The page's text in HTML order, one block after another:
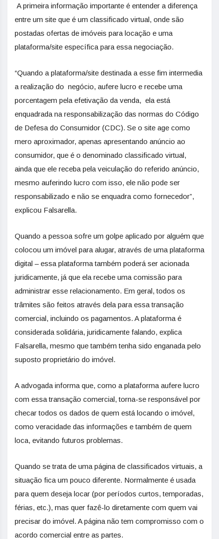
A primeira informação importante é entender a diferença
entre um site que é um classificado virtual, onde são
postadas ofertas de imóveis para locação e uma
plataforma/site específica para essa negociação.
“Quando a plataforma/site destinada a esse fim intermedia
a realização do negócio, aufere lucro e recebe uma
porcentagem pela efetivação da venda, ela está
enquadrada na responsabilização das normas do Código
de Defesa do Consumidor (CDC). Se o site age como
mero aproximador, apenas apresentando anúncio ao
consumidor, que é o denominado classificado virtual,
ainda que ele receba pela veiculação do referido anúncio,
mesmo auferindo lucro com isso, ele não pode ser
responsabilizado e não se enquadra como fornecedor”,
explicou Falsarella.
Quando a pessoa sofre um golpe aplicado por alguém que
colocou um imóvel para alugar, através de uma plataforma
digital – essa plataforma também poderá ser acionada
juridicamente, já que ela recebe uma comissão para
administrar esse relacionamento. Em geral, todos os
trâmites são feitos através dela para essa transação
comercial, incluindo os pagamentos. A plataforma é
considerada solidária, juridicamente falando, explica
Falsarella, mesmo que também tenha sido enganada pelo
suposto proprietário do imóvel.
A advogada informa que, como a plataforma aufere lucro
com essa transação comercial, torna-se responsável por
checar todos os dados de quem está locando o imóvel,
como veracidade das informações e também de quem
loca, evitando futuros problemas.
Quando se trata de uma página de classificados virtuais, a
situação fica um pouco diferente. Normalmente é usada
para quem deseja locar (por períodos curtos, temporadas,
férias, etc.), mas quer fazê-lo diretamente com quem vai
precisar do imóvel. A página não tem compromisso com o
acordo comercial entre as partes.